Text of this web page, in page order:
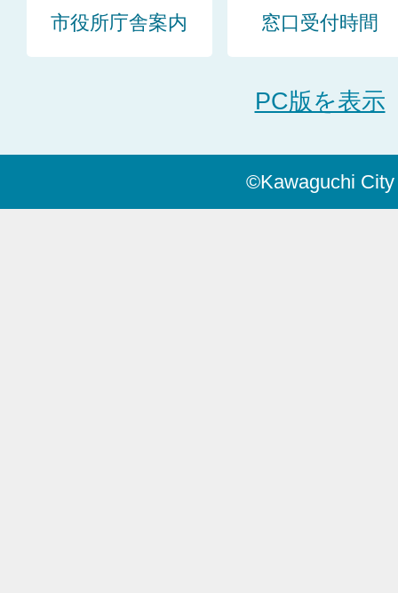
市役所庁舎案内 窓口受付時間
PC版を表示
©Kawaguchi City